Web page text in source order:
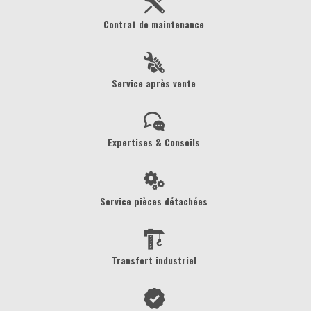
Contrat de maintenance
Service après vente
Expertises & Conseils
Service pièces détachées
Transfert industriel